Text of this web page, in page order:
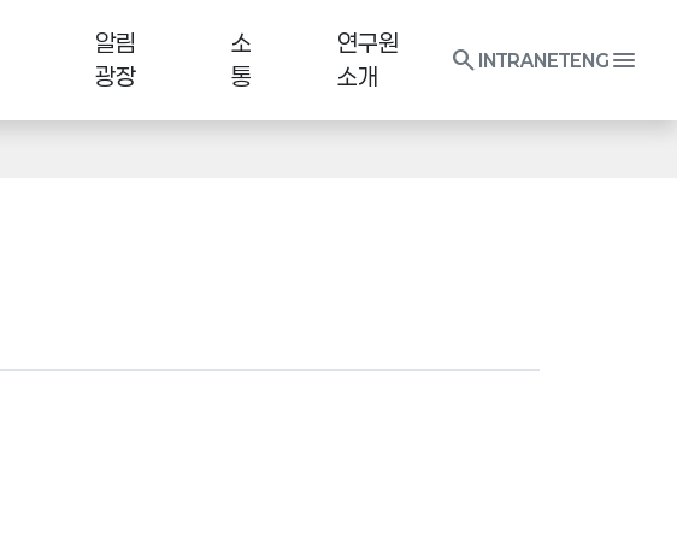
알림
광장
소
통
연구원
소개
search INTRANETENG menu